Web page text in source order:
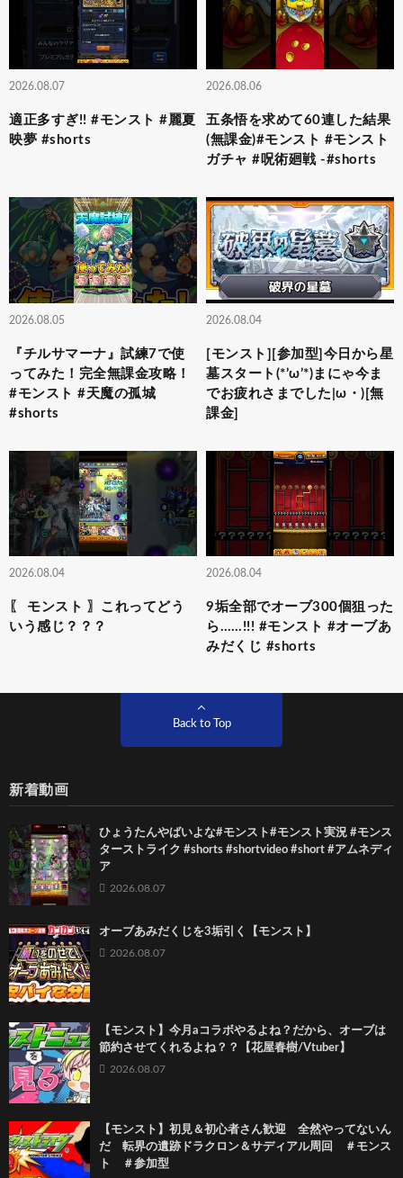
2026.08.07
適正多すぎ!! #モンスト #麗夏
映夢 #shorts
2026.08.06
五条悟を求めて60連した結果
(無課金)#モンスト #モンスト
ガチャ #呪術廻戦 -#shorts
2026.08.05
『チルサマーナ』試練7で使
ってみた！完全無課金攻略！
#モンスト #天魔の孤城
#shorts
2026.08.04
[モンスト][参加型]今日から星
墓スタート(*’ω’*)まにゃ今ま
でお疲れさまでした|ω・)[無
課金]
2026.08.04
〖 モンスト 〗これってどう
いう感じ？？？
2026.08.04
9垢全部でオーブ300個狙った
ら……!!! #モンスト #オーブあ
みだくじ #shorts
Back to Top
新着動画
ひょうたんやばいよな#モンスト#モンスト実況 #モンス
ターストライク #shorts #shortvideo #short #アムネディ
ア
2026.08.07
オーブあみだくじを3垢引く【モンスト】
2026.08.07
【モンスト】今月aコラボやるよね？だから、オーブは
節約させてくれるよね？？【花屋春樹/Vtuber】
2026.08.07
【モンスト】初見＆初心者さん歓迎 全然やってないん
だ 転界の遺跡ドラクロン＆サディアル周回 ＃モンス
ト ＃参加型